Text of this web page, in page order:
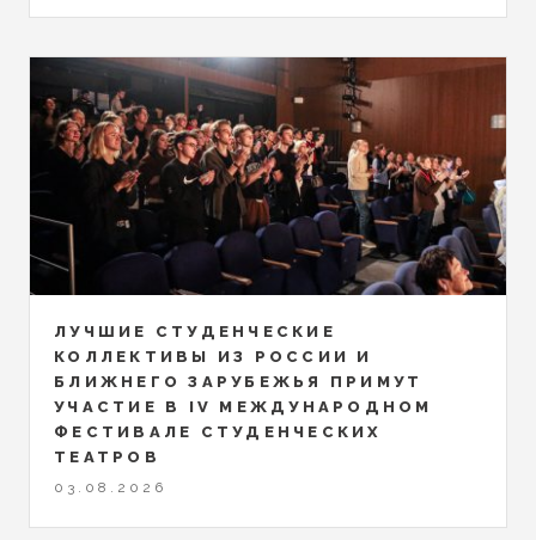
ЛУЧШИЕ СТУДЕНЧЕСКИЕ
КОЛЛЕКТИВЫ ИЗ РОССИИ И
БЛИЖНЕГО ЗАРУБЕЖЬЯ ПРИМУТ
УЧАСТИЕ В IV МЕЖДУНАРОДНОМ
ФЕСТИВАЛЕ СТУДЕНЧЕСКИХ
ТЕАТРОВ
03.08.2026